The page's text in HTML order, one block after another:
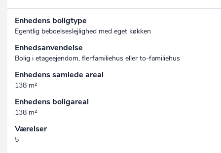
Enhedens boligtype
Egentlig beboelseslejlighed med eget køkken
Enhedsanvendelse
Bolig i etageejendom, flerfamiliehus eller to-familiehus
Enhedens samlede areal
138 m²
Enhedens boligareal
138 m²
Værelser
5